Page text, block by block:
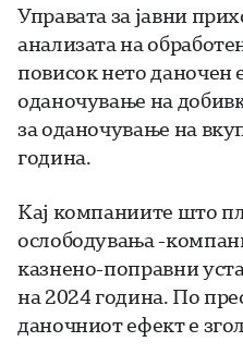
Управата за јавни
анализата на
повисок нето даночен
оданочување на
за оданочување на
година.
Кај компаниите што
ослободувања -
казнено-поправни
на 2024 година. По
даночниот ефект е